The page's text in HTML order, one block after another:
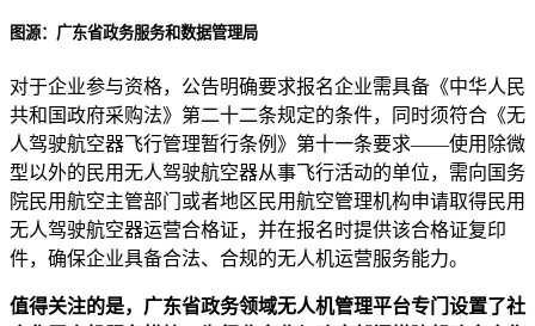
图源：广东省政务服务和数据管理局
对于企业参与资格，公告明确要求报名企业需具备《中华人民
共和国政府采购法》第二十二条规定的条件，同时须符合《无
人驾驶航空器飞行管理暂行条例》第十一条要求——使用除微
型以外的民用无人驾驶航空器从事飞行活动的单位，需向国务
院民用航空主管部门或者地区民用航空管理机构申请取得民用
无人驾驶航空器运营合格证，并在报名时提供该合格证复印
件，确保企业具备合法、合规的无人机运营服务能力。
值得关注的是，广东省政务领域无人机管理平台专门设置了社